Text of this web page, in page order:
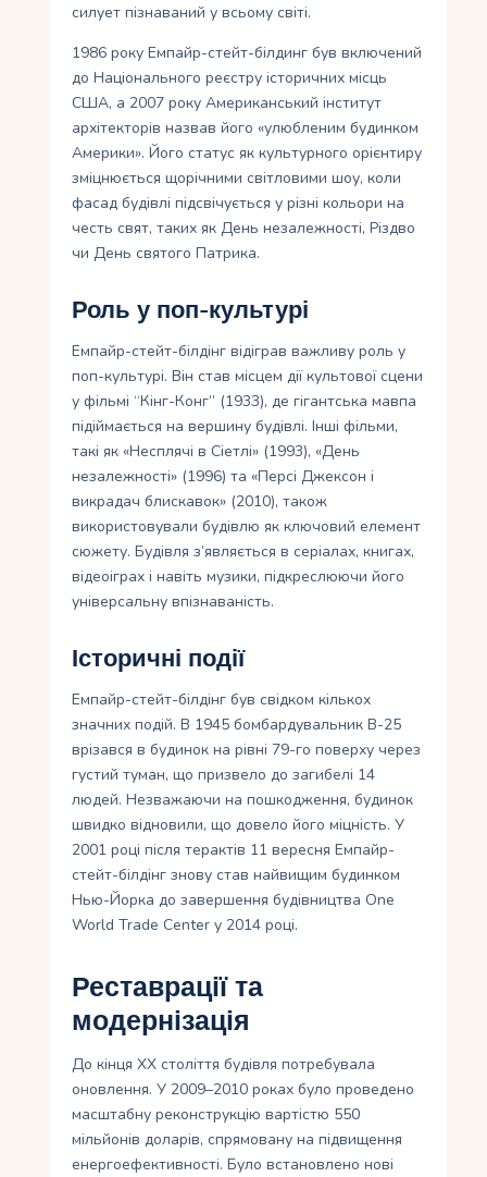
силует пізнаваний у всьому світі.
1986 року Емпайр-стейт-білдинг був включений
до Національного реєстру історичних місць
США, а 2007 року Американський інститут
архітекторів назвав його «улюбленим будинком
Америки». Його статус як культурного орієнтиру
зміцнюється щорічними світловими шоу, коли
фасад будівлі підсвічується у різні кольори на
честь свят, таких як День незалежності, Різдво
чи День святого Патрика.
Роль у поп-культурі
Емпайр-стейт-білдінг відіграв важливу роль у
поп-культурі. Він став місцем дії культової сцени
у фільмі “Кінг-Конг” (1933), де гігантська мавпа
підіймається на вершину будівлі. Інші фільми,
такі як «Несплячі в Сіетлі» (1993), «День
незалежності» (1996) та «Персі Джексон і
викрадач блискавок» (2010), також
використовували будівлю як ключовий елемент
сюжету. Будівля з’являється в серіалах, книгах,
відеоіграх і навіть музики, підкреслюючи його
універсальну впізнаваність.
Історичні події
Емпайр-стейт-білдінг був свідком кількох
значних подій. В 1945 бомбардувальник B-25
врізався в будинок на рівні 79-го поверху через
густий туман, що призвело до загибелі 14
людей. Незважаючи на пошкодження, будинок
швидко відновили, що довело його міцність. У
2001 році після терактів 11 вересня Емпайр-
стейт-білдінг знову став найвищим будинком
Нью-Йорка до завершення будівництва One
World Trade Center у 2014 році.
Реставрації та
модернізація
До кінця XX століття будівля потребувала
оновлення. У 2009–2010 роках було проведено
масштабну реконструкцію вартістю 550
мільйонів доларів, спрямовану на підвищення
енергоефективності. Було встановлено нові